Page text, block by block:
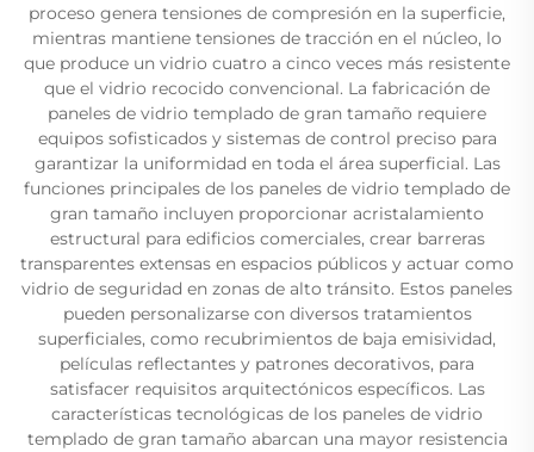
proceso genera tensiones de compresión en la superficie,
mientras mantiene tensiones de tracción en el núcleo, lo
que produce un vidrio cuatro a cinco veces más resistente
que el vidrio recocido convencional. La fabricación de
paneles de vidrio templado de gran tamaño requiere
equipos sofisticados y sistemas de control preciso para
garantizar la uniformidad en toda el área superficial. Las
funciones principales de los paneles de vidrio templado de
gran tamaño incluyen proporcionar acristalamiento
estructural para edificios comerciales, crear barreras
transparentes extensas en espacios públicos y actuar como
vidrio de seguridad en zonas de alto tránsito. Estos paneles
pueden personalizarse con diversos tratamientos
superficiales, como recubrimientos de baja emisividad,
películas reflectantes y patrones decorativos, para
satisfacer requisitos arquitectónicos específicos. Las
características tecnológicas de los paneles de vidrio
templado de gran tamaño abarcan una mayor resistencia